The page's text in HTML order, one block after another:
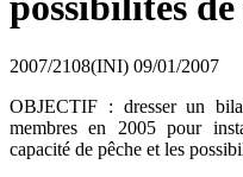
2007/2108(INI) 09/01/2007
OBJECTIF : dresser un
membres en 2005 pour
capacité de pêche et les